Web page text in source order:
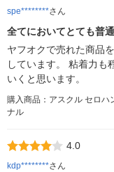
spe********さん
全てにおいてとても普
ヤフオクで売れた商品
しています。 粘着力も
いくと思います。
購入商品：アスクル セロハ
ナル
4.0
kdp********さん